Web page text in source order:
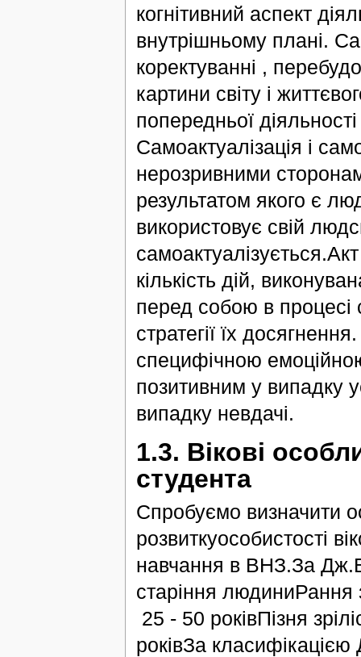
когнітивний аспект
внутрішньому плані.
коректуванні ,
картини світу і
попередньої
Самоактуалізація і
нерозривними
результатом якого є
використовує свій
кількість дій,
перед собою в процесі
стратегії їх
специфічною
позитивним у випадку
випадку невдачі.
1.3. Вікові
студента
Спробуємо визначити
розвиткуособистості
навчання в ВНЗ.За
старіння людиниРання
25 - 50 роківПізня
роківЗа